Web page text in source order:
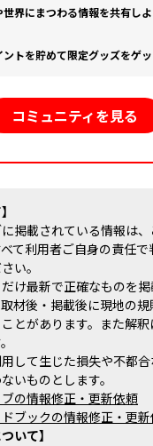
世界にまつわる情報を共有しよ
ントを貯めて限定グッズをゲッ
コミュニティを見る
掲載されている情報は
て利用者ご自身の責任
い。
け最新で正確なものを
材後・掲載後に現地の
とがあります。また解
して生じた損失や不都
いものとします。
の情報修正・更新依頼
ブックの情報修正・更
いて